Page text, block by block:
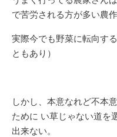
で苦労される方が多い農
実際今でも野菜に転向す
ともあり）
しかし、本意なれど不本
ために い草じゃない道を
出来ない。